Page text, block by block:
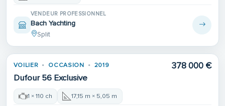
VENDEUR PROFESSIONNEL
Bach Yachting
Split
VOILIER OCCASION 2019
Dufour 56 Exclusive
378 000 €
1 × 110 ch 17,15 m × 5,05 m